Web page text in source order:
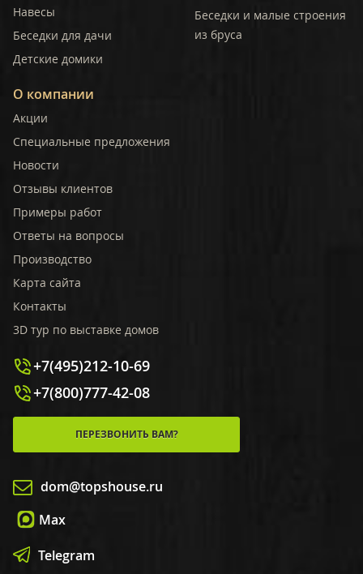
Навесы
Беседки для дачи
Детские домики
Беседки и малые строения
из бруса
О компании
Акции
Специальные предложения
Новости
Отзывы клиентов
Примеры работ
Ответы на вопросы
Производство
Карта сайта
Контакты
3D тур по выставке домов
+7(495)212-10-69
+7(800)777-42-08
ПЕРЕЗВОНИТЬ ВАМ?
dom@topshouse.ru
Max
Telegram